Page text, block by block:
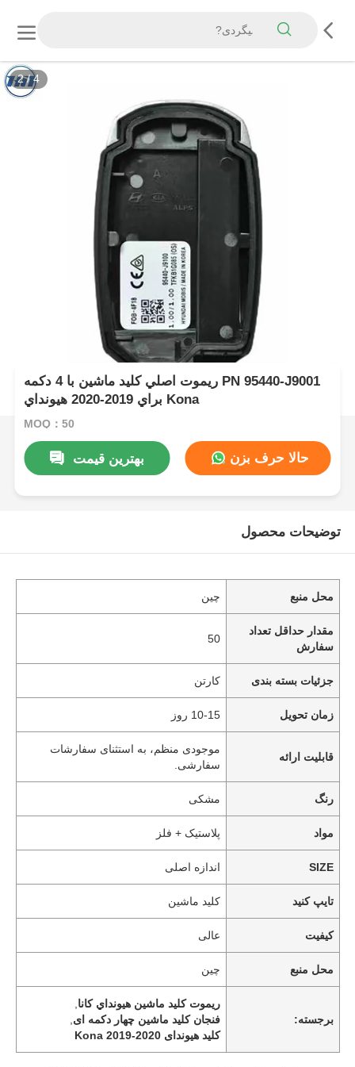
2/4
ريموت اصلي کليد ماشين با 4 دکمه PN 95440-J9001
براي 2019-2020 هيونداي Kona
MOQ：50
بهترین قیمت حالا حرف بزن
توضیحات محصول
محل منبع چین
مقدار حداقل تعداد
سفارش
50
جزئیات بسته بندی کارتن
زمان تحویل 10-15 روز
قابلیت ارائه
موجودی منظم، به استثنای سفارشات
سفارشی.
رنگ مشکی
مواد پلاستیک + فلز
SIZE اندازه اصلی
تایپ کنید کلید ماشین
کیفیت عالی
محل منبع چین
برجسته:
ريموت کليد ماشين هيونداي کانا
فنجان کلید ماشین چهار دکمه ای
کلید هیوندای Kona 2019-2020